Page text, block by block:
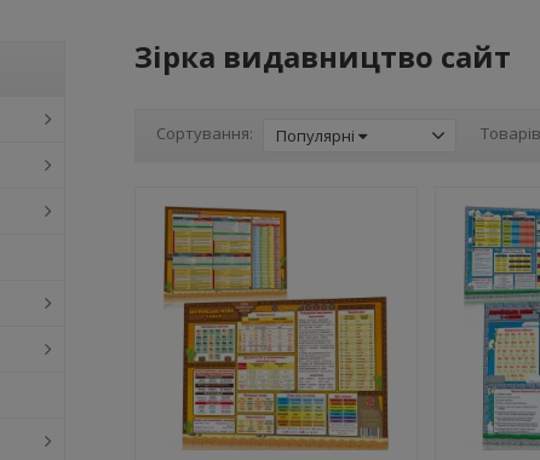
Зірка видавництво сайт
Сортування: Популярні